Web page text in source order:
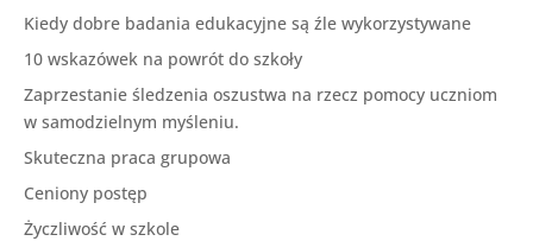
Kiedy dobre badania edukacyjne są źle wykorzystywane
10 wskazówek na powrót do szkoły
Zaprzestanie śledzenia oszustwa na rzecz pomocy uczniom
w samodzielnym myśleniu.
Skuteczna praca grupowa
Ceniony postęp
Życzliwość w szkole